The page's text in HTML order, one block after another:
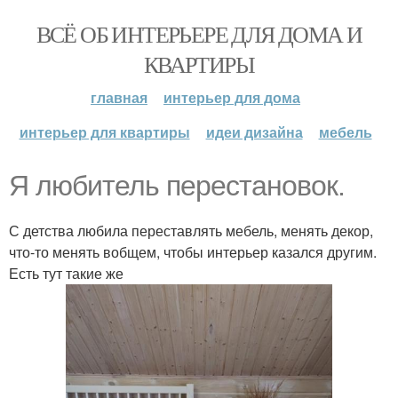
ВСЁ ОБ ИНТЕРЬЕРЕ ДЛЯ ДОМА И
КВАРТИРЫ
главная
интерьер для дома
интерьер для квартиры
идеи дизайна мебель
Я любитель перестановок.
С детства любила переставлять мебель, менять декор,
что-то менять вобщем, чтобы интерьер казался другим.
Есть тут такие же